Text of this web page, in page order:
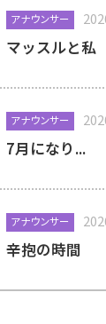
アナウンサー
マッスルと私
アナウンサー
7月になり...
アナウンサー
辛抱の時間